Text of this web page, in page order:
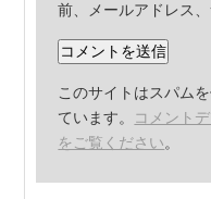
前、メールアドレス
このサイトはスパム
ています。 コメント
をご覧ください。